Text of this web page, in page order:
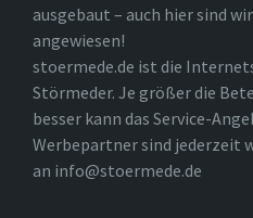
ausgebaut – auch hier sind
angewiesen!
stoermede.de ist die
Störmeder. Je größer die
besser kann das Service-
Werbepartner sind jederzeit
an info@stoermede.de